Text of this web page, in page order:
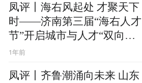
凤评丨海右风起处 才聚天下
时——济南第三届“海右人才
节”开启城市与人才“双向奔
赴”新篇章
1年前
凤评丨齐鲁潮涌向未来 山东